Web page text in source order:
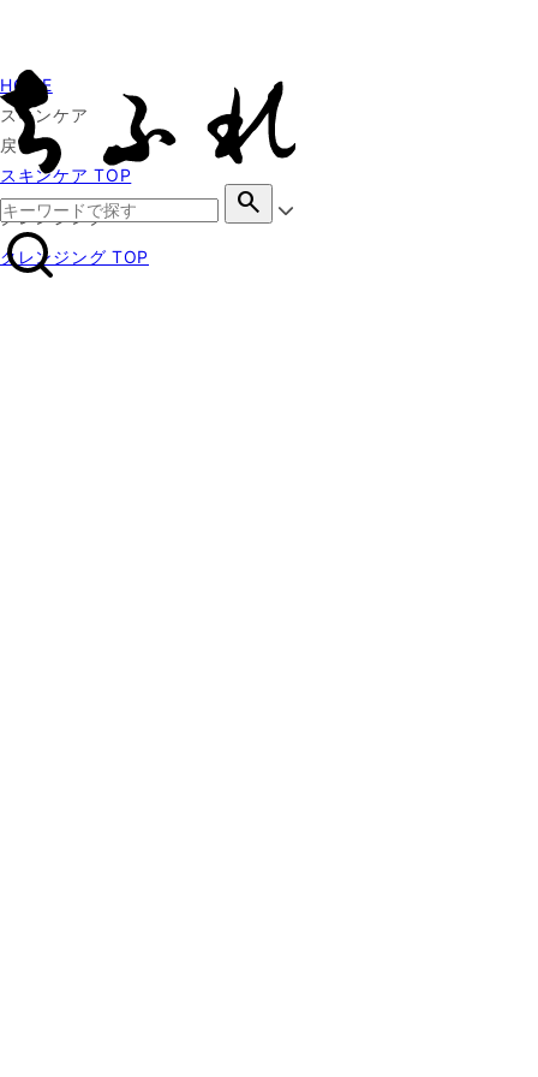
search
HOME
スキンケア
戻る
スキンケア TOP
クレンジング
クレンジング TOP